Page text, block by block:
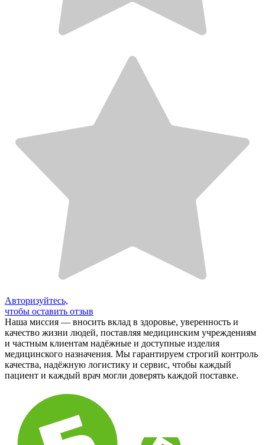
Авторизуйтесь,
чтобы оставить отзыв
Наша миссия — вносить вклад в здоровье, уверенность и
качество жизни людей, поставляя медицинским учреждениям
и частным клиентам надёжные и доступные изделия
медицинского назначения. Мы гарантируем строгий контроль
качества, надёжную логистику и сервис, чтобы каждый
пациент и каждый врач могли доверять каждой поставке.